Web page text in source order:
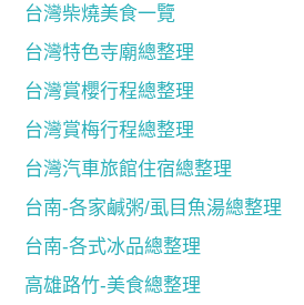
台灣柴燒美食一覽
台灣特色寺廟總整理
台灣賞櫻行程總整理
台灣賞梅行程總整理
台灣汽車旅館住宿總整理
台南-各家鹹粥/虱目魚湯總整理
台南-各式冰品總整理
高雄路竹-美食總整理